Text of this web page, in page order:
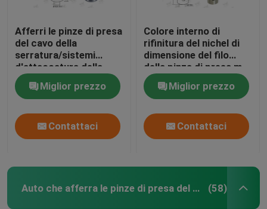
Afferri le pinze di presa
del cavo della
serratura/sistemi
d'attaccatura della
luce per la sospensione
dei segniMiglior prezzo
Contattaci
Colore interno di
rifinitura del nichel di
dimensione del filo
della pinza di presa m.
5 d'ottone regolabili del
cavo Miglior prezzo
Contattaci
Auto che afferra le pinze di presa del cavo (58)